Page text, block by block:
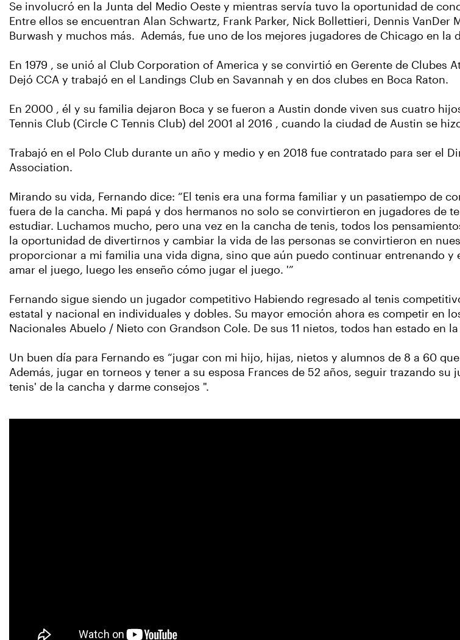
Se involucró en la Junta del Medio Oeste y mientras servía tuvo la oportunidad de
Entre ellos se encuentran Alan Schwartz, Frank Parker, Nick Bollettieri, Dennis VanDer
Burwash y muchos más. Además, fue uno de los mejores jugadores de Chicago en la
En 1979 , se unió al Club Corporation of America y se convirtió en Gerente de Clubes
Dejó CCA y trabajó en el Landings Club en Savannah y en dos clubes en Boca Raton.
En 2000 , él y su familia dejaron Boca y se fueron a Austin donde viven sus cuatro
Tennis Club (Circle C Tennis Club) del 2001 al 2016 , cuando la ciudad de Austin se
Trabajó en el Polo Club durante un año y medio y en 2018 fue contratado para ser el
Association.
Mirando su vida, Fernando dice: “El tenis era una forma familiar y un pasatiempo de
fuera de la cancha. Mi papá y dos hermanos no solo se convirtieron en jugadores de
estudiar. Luchamos mucho, pero una vez en la cancha de tenis, todos los
la oportunidad de divertirnos y cambiar la vida de las personas se convirtieron en
proporcionar a mi familia una vida digna, sino que aún puedo continuar entrenando y
amar el juego, luego les enseño cómo jugar el juego. '”
Fernando sigue siendo un jugador competitivo Habiendo regresado al tenis
estatal y nacional en individuales y dobles. Su mayor emoción ahora es competir en
Nacionales Abuelo / Nieto con Grandson Cole. De sus 11 nietos, todos han estado en
Un buen día para Fernando es “jugar con mi hijo, hijas, nietos y alumnos de 8 a 60
Además, jugar en torneos y tener a su esposa Frances de 52 años, seguir trazando
tenis' de la cancha y darme consejos ".